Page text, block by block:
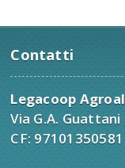
Contatti
Legacoop
Via G.A.
CF: 97101350581